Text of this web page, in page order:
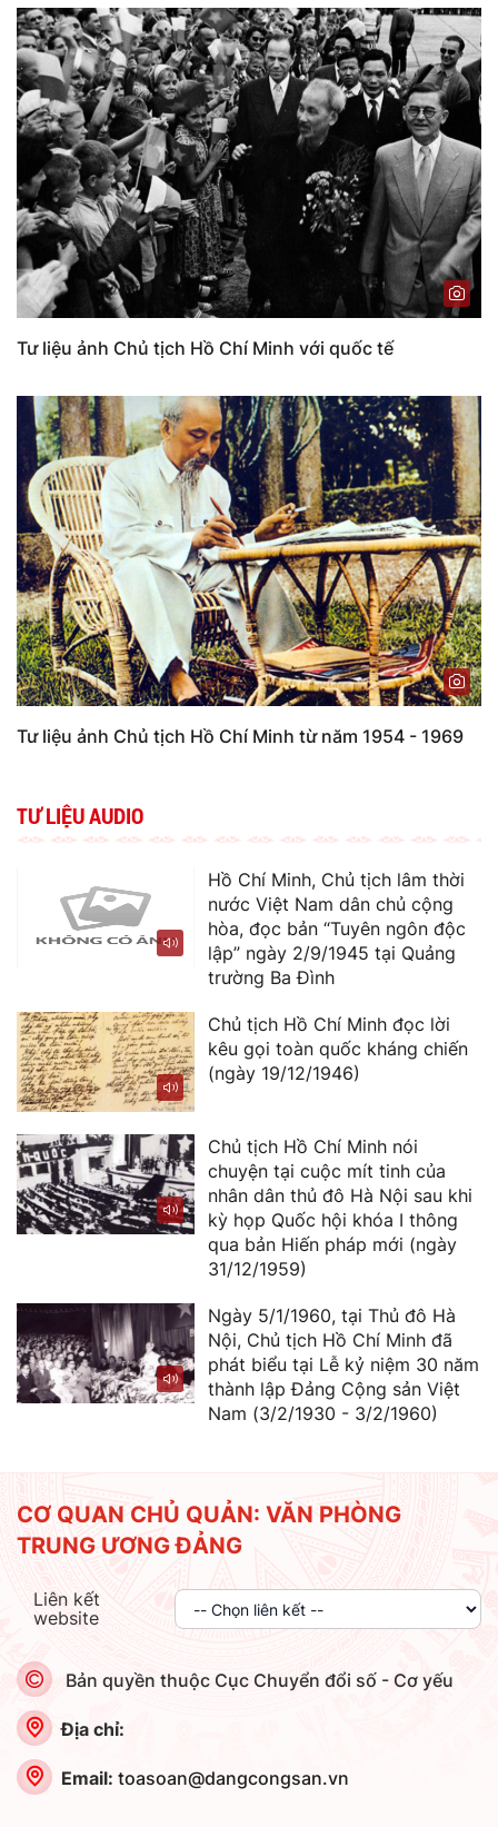
Tư liệu ảnh Chủ tịch Hồ Chí Minh với quốc tế
Tư liệu ảnh Chủ tịch Hồ Chí Minh từ năm 1954 - 1969
TƯ LIỆU AUDIO
Hồ Chí Minh, Chủ tịch lâm thời
nước Việt Nam dân chủ cộng
hòa, đọc bản “Tuyên ngôn độc
lập” ngày 2/9/1945 tại Quảng
trường Ba Đình
Chủ tịch Hồ Chí Minh đọc lời
kêu gọi toàn quốc kháng chiến
(ngày 19/12/1946)
Chủ tịch Hồ Chí Minh nói
chuyện tại cuộc mít tinh của
nhân dân thủ đô Hà Nội sau khi
kỳ họp Quốc hội khóa I thông
qua bản Hiến pháp mới (ngày
31/12/1959)
Ngày 5/1/1960, tại Thủ đô Hà
Nội, Chủ tịch Hồ Chí Minh đã
phát biểu tại Lễ kỷ niệm 30 năm
thành lập Đảng Cộng sản Việt
Nam (3/2/1930 - 3/2/1960)
CƠ QUAN CHỦ QUẢN: VĂN PHÒNG
TRUNG ƯƠNG ĐẢNG
Liên kết
website
Bản quyền thuộc Cục Chuyển đổi số - Cơ yếu
Địa chỉ:
Email: toasoan@dangcongsan.vn